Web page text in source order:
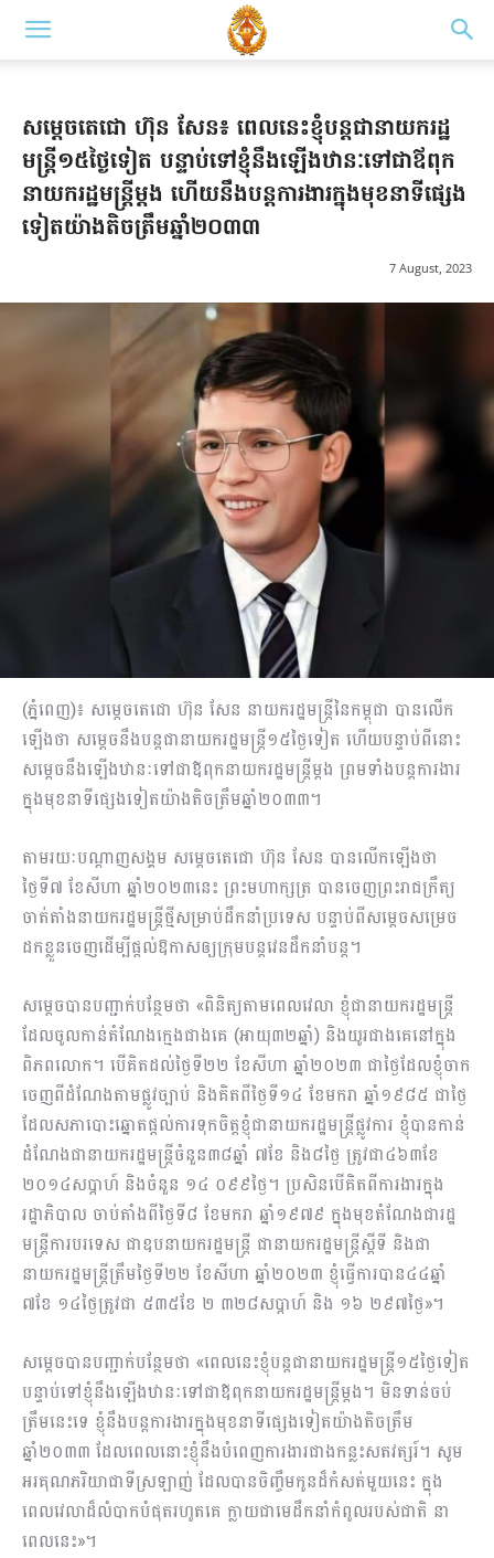
សម្តេចតេជោ ហ៊ុន សែន៖ ពេលនេះខ្ញុំបន្តជានាយករដ្ឋ
មន្ត្រី១៥ថ្ងៃទៀត បន្ទាប់ទៅខ្ញុំនឹងឡើងឋានៈទៅជាឪពុក
នាយករដ្ឋមន្ត្រីម្តង ហើយនឹងបន្តការងារក្នុងមុខនាទីផ្សេង
ទៀតយ៉ាងតិចត្រឹមឆ្នាំ២០៣៣
7 August, 2023
(ភ្នំពេញ)៖ សម្តេចតេជោ ហ៊ុន សែន នាយករដ្ឋមន្ត្រីនៃកម្ពុជា បានលើក
ឡើងថា សម្តេចនឹងបន្តជានាយករដ្ឋមន្ត្រី១៥ថ្ងៃទៀត ហើយបន្ទាប់ពីនោះ
សម្តេចនឹងឡើងឋានៈទៅជាឪពុកនាយករដ្ឋមន្ត្រីម្តង ព្រមទាំងបន្តការងារ
ក្នុងមុខនាទីផ្សេងទៀតយ៉ាងតិចត្រឹមឆ្នាំ២០៣៣។
តាមរយៈបណ្តាញសង្គម សម្តេចតេជោ ហ៊ុន សែន បានលើកឡើងថា
ថ្ងៃទី៧ ខែសីហា ឆ្នាំ២០២៣នេះ ព្រះមហាក្សត្រ បានចេញព្រះរាជក្រឹត្យ
ចាត់តាំងនាយករដ្ឋមន្ត្រីថ្មីសម្រាប់ដឹកនាំប្រទេស បន្ទាប់ពីសម្តេចសម្រេច
ដកខ្លួនចេញដើម្បីផ្តល់ឱកាសឲ្យក្រុមបន្តវេនដឹកនាំបន្ត។
សម្តេចបានបញ្ជាក់ប​ន្ថែមថា «ពិនិត្យតាមពេលវេលា ខ្ញុំជានាយករដ្ឋមន្ត្រី
ដែលចូលកាន់តំណែងក្មេងជាងគេ (អាយុ៣២ឆ្នាំ) និងយូរជាងគេនៅក្នុង
ពិភពលោក។ បើគិតដល់ថ្ងៃទី២២ ខែសីហា ឆ្នាំ២០២៣ ជាថ្ងៃដែលខ្ញុំចាក
ចេញពីដំណែងតាមផ្លូវច្បាប់ និងគិតពីថ្ងៃទី១៤ ខែមករា ឆ្នាំ១៩៨៥ ជាថ្ងៃ
ដែលសភាបោះឆ្នោតផ្តល់ការទុកចិត្តខ្ញុំជានាយករដ្ឋមន្ត្រីផ្លូវការ ខ្ញុំបានកាន់
ដំណែងជានាយករដ្ឋមន្ត្រីចំនួន៣៨ឆ្នាំ ៧ខែ និង៨ថ្ងៃ ត្រូវជា៤៦៣ខែ
២០១៤សប្តាហ៍ និងចំនួន ១៤ ០៩៩ថ្ងៃ។ ប្រសិនបើគិតពីការងារក្នុង
រដ្ឋាភិបាល ចាប់តាំងពីថ្ងៃទី៨ ខែមករា ឆ្នាំ១៩៧៩ ក្នុងមុខតំណែងជារដ្ឋ
មន្ត្រីការបរទេស ជាឧបនាយករដ្ឋមន្ត្រី ជានាយករដ្ឋមន្ត្រីស្តីទី និងជា
នាយករដ្ឋមន្ត្រីត្រឹមថ្ងៃទី២២ ខែសីហា ឆ្នាំ២០២៣ ខ្ញុំធ្វើការបាន៤៤ឆ្នាំ
៧ខែ ១៤ថ្ងៃត្រូវជា ៥៣៥ខែ ២ ៣២៨សប្តាហ៍ និង ១៦ ២៩៧ថ្ងៃ»។
សម្តេចបានបញ្ជាក់បន្ថែមថា «ពេលនេះខ្ញុំបន្តជានាយករដ្ឋមន្ត្រី១៥ថ្ងៃទៀត
បន្ទាប់ទៅខ្ញុំនឹងឡើងឋានៈទៅជាឪពុកនាយករដ្ឋមន្ត្រីម្តង។ មិនទាន់ចប់
ត្រឹមនេះទេ ខ្ញុំនឹងបន្តការងារក្នុងមុខនាទីផ្សេងទៀតយ៉ាងតិចត្រឹម
ឆ្នាំ២០៣៣ ដែលពេលនោះខ្ញុំនឹងបំពេញការងារជាងកន្លះសតវត្សរ៍។ សូម
អរគុណភរិយាជាទីស្រឡាញ់ ដែលបានចិញ្ចឹមកូនដ៏កំសត់មួយនេះ ក្នុង
ពេលវេលាដ៏លំបាកបំផុតរហូតគេ ក្លាយជាមេដឹកនាំកំពូលរបស់ជាតិ នា
ពេលនេះ»។